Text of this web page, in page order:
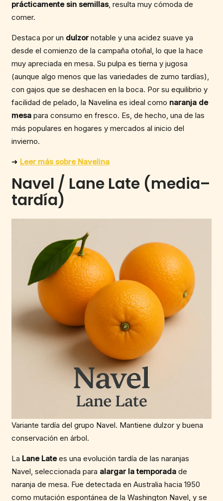
prácticamente sin semillas, resulta muy cómoda de
comer.
Destaca por un dulzor notable y una acidez suave ya
desde el comienzo de la campaña otoñal, lo que la hace
muy apreciada en mesa. Su pulpa es tierna y jugosa
(aunque algo menos que las variedades de zumo tardías),
con gajos que se deshacen en la boca. Por su equilibrio y
facilidad de pelado, la Navelina es ideal como naranja de
mesa para consumo en fresco. Es, de hecho, una de las
más populares en hogares y mercados al inicio del
invierno.
➜ Leer más sobre Navelina
Navel / Lane Late (media–
tardía)
Variante tardía del grupo Navel. Mantiene dulzor y buena
conservación en árbol.
La Lane Latees una evolución tardía de las naranjas
Navel, seleccionada para alargar la temporada de
naranja de mesa. Fue detectada en Australia hacia 1950
como mutación espontánea de la Washington Navel, y se